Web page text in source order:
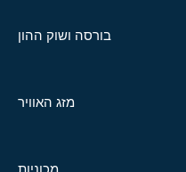
בורסה ושוק ההון
מזג האוויר
מכוניות